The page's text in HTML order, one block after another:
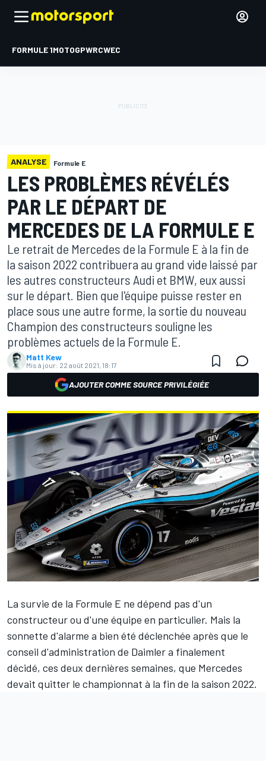
FORMULE 1MOTOGPWRCWEC
ANALYSE Formule E
LES PROBLÈMES RÉVÉLÉS
PAR LE DÉPART DE
MERCEDES DE LA FORMULE E
Le retrait de Mercedes de la Formule E à la fin de
la saison 2022 contribuera au grand vide laissé par
les autres constructeurs Audi et BMW, eux aussi
sur le départ. Bien que l'équipe puisse rester en
place sous une autre forme, la sortie du nouveau
Champion des constructeurs souligne les
problèmes actuels de la Formule E.
Matt Kew
Mis à jour: 22 août 2021, 18:17
AJOUTER COMME SOURCE PRIVILÉGIÉE
La survie de la Formule E ne dépend pas d'un
constructeur ou d'une équipe en particulier. Mais la
sonnette d'alarme a bien été déclenchée après que le
conseil d'administration de Daimler a finalement
décidé, ces deux dernières semaines, que Mercedes
devait quitter le championnat à la fin de la saison 2022.